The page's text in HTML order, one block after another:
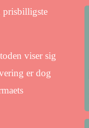
prisbilligste
viser sig
er dog